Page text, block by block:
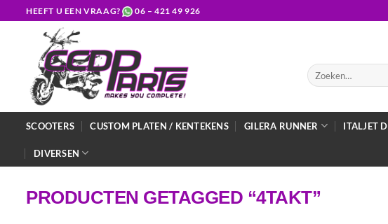
naar
HEEFT U EEN VRAAG? 06 – 421 49 926
Zoeken
naar:
SCOOTERS CUSTOM PLATEN / KENTEKENS GILERA RUNNER ITALJET
DIVERSEN
PRODUCTEN GETAGGED “4TAKT”